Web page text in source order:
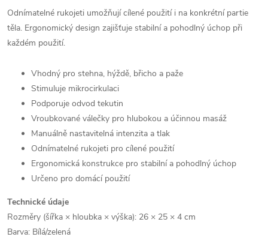
Odnímatelné rukojeti umožňují cílené použití i na konkrétní partie
těla. Ergonomický design zajišťuje stabilní a pohodlný úchop při
každém použití.
Vhodný pro stehna, hýždě, břicho a paže
Stimuluje mikrocirkulaci
Podporuje odvod tekutin
Vroubkované válečky pro hlubokou a účinnou masáž
Manuálně nastavitelná intenzita a tlak
Odnímatelné rukojeti pro cílené použití
Ergonomická konstrukce pro stabilní a pohodlný úchop
Určeno pro domácí použití
Technické údaje
Rozměry (šířka × hloubka × výška): 26 × 25 × 4 cm
Barva: Bílá/zelená